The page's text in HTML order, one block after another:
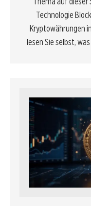
Technologie
Kryptowährungen
lesen Sie selbst,